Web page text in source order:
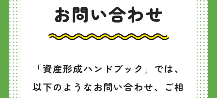
お問い合わせ
「資産形成ハンドブック」では、
以下のようなお問い合わせ、ご相